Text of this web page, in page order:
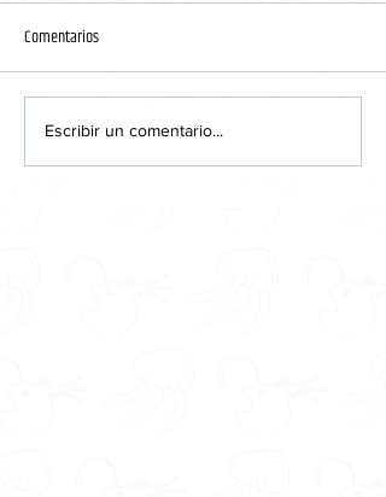
Aprendiendo a dibujar la libertad
Comentarios
Escribir un comentario...